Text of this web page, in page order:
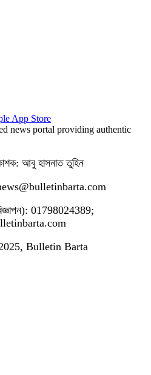
news portal providing authentic
আবু হাসনাত তুহিন
01798024389;
Bulletin Barta